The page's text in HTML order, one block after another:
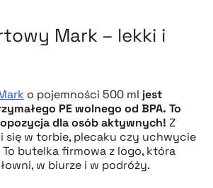
Mark – lekki i
o pojemności 500 ml jest
PE wolnego od BPA. To
dla osób aktywnych! Z
się w torbie, plecaku czy uchwycie
butelka firmowa z logo, która
w biurze i w podróży.